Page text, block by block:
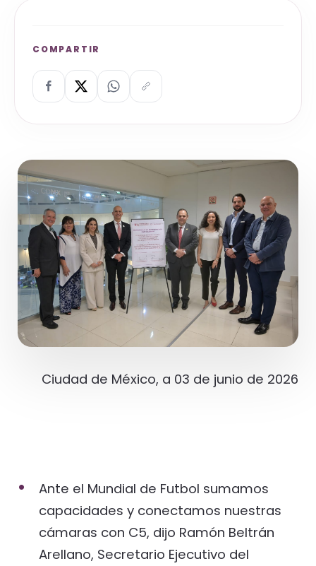
COMPARTIR
Ciudad de México, a 03 de junio de 2026
Ante el Mundial de Futbol sumamos
capacidades y conectamos nuestras
cámaras con C5, dijo Ramón Beltrán
Arellano, Secretario Ejecutivo del